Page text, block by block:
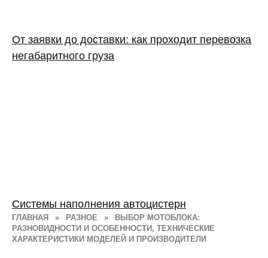
ГЛАВНАЯ » РАЗНОЕ »
ВЫБОР МОТОБЛОКА:
РАЗНОВИДНОСТИ И ОСОБЕННОСТИ, ТЕХНИЧЕСКИЕ
ХАРАКТЕРИСТИКИ МОДЕЛЕЙ И ПРОИЗВОДИТЕЛИ
От заявки до доставки: как проходит перевозка
негабаритного груза
Системы наполнения автоцистерн